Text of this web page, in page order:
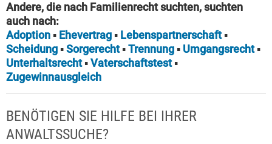
Andere, die nach Familienrecht suchten, suchten
auch nach:
Adoption ▪ Ehevertrag ▪ Lebenspartnerschaft▪
Scheidung ▪Sorgerecht▪Trennung ▪ Umgangsrecht▪
Unterhaltsrecht▪Vaterschaftstest▪
Zugewinnausgleich
BENÖTIGEN SIE HILFE BEI IHRER
ANWALTSSUCHE?